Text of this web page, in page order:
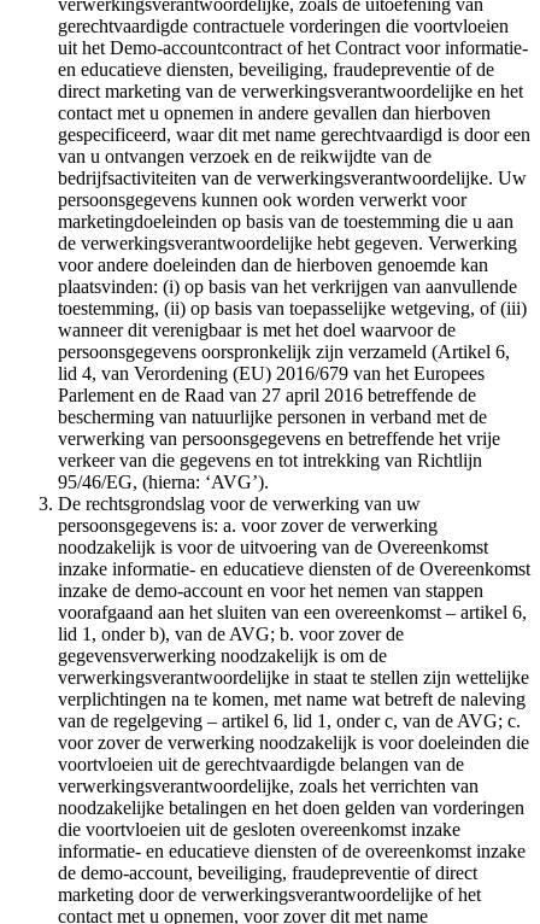
verwerkingsverantwoordelijke, zoals de uitoefening van
gerechtvaardigde contractuele vorderingen die voortvloeien
uit het Demo-accountcontract of het Contract voor informatie-
en educatieve diensten, beveiliging, fraudepreventie of de
direct marketing van de verwerkingsverantwoordelijke en het
contact met u opnemen in andere gevallen dan hierboven
gespecificeerd, waar dit met name gerechtvaardigd is door een
van u ontvangen verzoek en de reikwijdte van de
bedrijfsactiviteiten van de verwerkingsverantwoordelijke. Uw
persoonsgegevens kunnen ook worden verwerkt voor
marketingdoeleinden op basis van de toestemming die u aan
de verwerkingsverantwoordelijke hebt gegeven. Verwerking
voor andere doeleinden dan de hierboven genoemde kan
plaatsvinden: (i) op basis van het verkrijgen van aanvullende
toestemming, (ii) op basis van toepasselijke wetgeving, of (iii)
wanneer dit verenigbaar is met het doel waarvoor de
persoonsgegevens oorspronkelijk zijn verzameld (Artikel 6,
lid 4, van Verordening (EU) 2016/679 van het Europees
Parlement en de Raad van 27 april 2016 betreffende de
bescherming van natuurlijke personen in verband met de
verwerking van persoonsgegevens en betreffende het vrije
verkeer van die gegevens en tot intrekking van Richtlijn
95/46/EG, (hierna: ‘AVG’).
De rechtsgrondslag voor de verwerking van uw
persoonsgegevens is: a. voor zover de verwerking
noodzakelijk is voor de uitvoering van de Overeenkomst
inzake informatie- en educatieve diensten of de Overeenkomst
inzake de demo-account en voor het nemen van stappen
voorafgaand aan het sluiten van een overeenkomst – artikel 6,
lid 1, onder b), van de AVG; b. voor zover de
gegevensverwerking noodzakelijk is om de
verwerkingsverantwoordelijke in staat te stellen zijn wettelijke
verplichtingen na te komen, met name wat betreft de naleving
van de regelgeving – artikel 6, lid 1, onder c, van de AVG; c.
voor zover de verwerking noodzakelijk is voor doeleinden die
voortvloeien uit de gerechtvaardigde belangen van de
verwerkingsverantwoordelijke, zoals het verrichten van
noodzakelijke betalingen en het doen gelden van vorderingen
die voortvloeien uit de gesloten overeenkomst inzake
informatie- en educatieve diensten of de overeenkomst inzake
de demo-account, beveiliging, fraudepreventie of direct
marketing door de verwerkingsverantwoordelijke of het
contact met u opnemen, voor zover dit met name